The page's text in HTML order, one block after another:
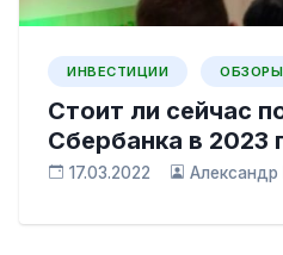
ИНВЕСТИЦИИ ОБЗОРЫ
Cтоит ли сейчас
Cбербанка в 2023
17.03.2022 Александр